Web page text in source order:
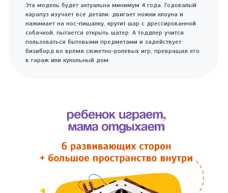
Эта модель будет актуальна минимум 4 года. Годовалый
карапуз изучает все детали: двигает ножки клоуна и
нажимает на нос-пищалку, крутит шар с дрессированной
собачкой, пытается открыть шатер. А тоддлер учится
пользоваться бытовыми предметами и задействует
бизиборд во время сюжетно-ролевых игр, превращая его
в гараж или кукольный дом.